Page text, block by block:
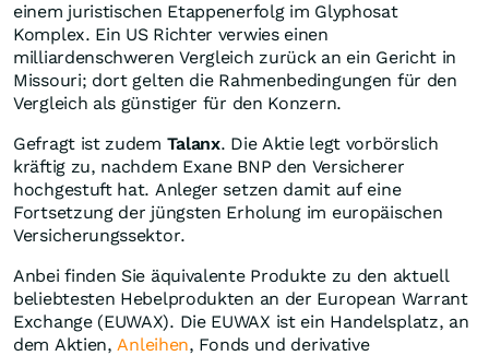
einem juristischen Etappenerfolg im Glyphosat
Komplex. Ein US Richter verwies einen
milliardenschweren Vergleich zurück an ein Gericht in
Missouri; dort gelten die Rahmenbedingungen für den
Vergleich als günstiger für den Konzern.
Gefragt ist zudem Talanx. Die Aktie legt vorbörslich
kräftig zu, nachdem Exane BNP den Versicherer
hochgestuft hat. Anleger setzen damit auf eine
Fortsetzung der jüngsten Erholung im europäischen
Versicherungssektor.
Anbei finden Sie äquivalente Produkte zu den aktuell
beliebtesten Hebelprodukten an der European Warrant
Exchange (EUWAX). Die EUWAX ist ein Handelsplatz, an
dem Aktien,Anleihen, Fonds und derivative